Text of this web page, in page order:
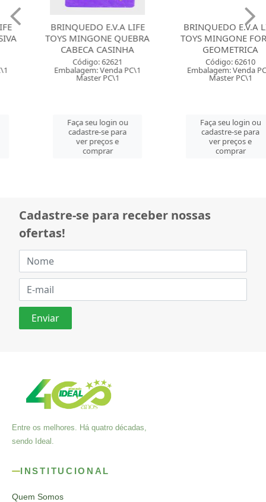
BRINQUEDO E.V.A LIFE
TOYS MINGONE QUEBRA
CABECA CASINHA
Código: 62621
Embalagem: Venda PC\1
Master PC\1
Faça seu login ou
cadastre-se para
ver preços e
BRINQUEDO E.V.A LIFE
TOYS MINGONE FORMA
GEOMETRICA
Código: 62610
Embalagem: Venda PC\1
Master PC\1
Faça seu login ou
cadastre-se para
ver preços e
Cadastre-se para receber nossas
ofertas!
Entre os melhores. Há quatro décadas,
sendo Ideal.
INSTITUCIONAL
Quem Somos